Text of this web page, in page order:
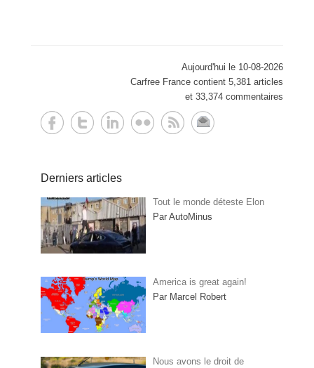
Aujourd'hui le 10-08-2026
Carfree France contient 5,381 articles
et 33,374 commentaires
Derniers articles
Tout le monde déteste Elon
Par AutoMinus
America is great again!
Par Marcel Robert
Nous avons le droit de